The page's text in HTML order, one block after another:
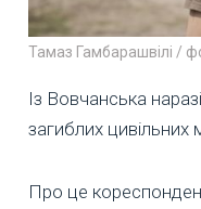
Тамаз Гамбарашвілі /
Із Вовчанська
загиблих цивільних
Про це